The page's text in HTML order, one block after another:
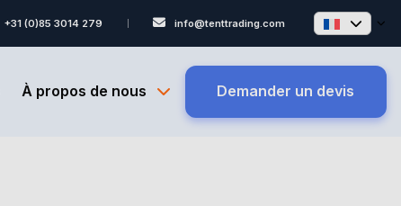
+31 (0)85 3014 279 info@tenttrading.com
À propos de nous Demander un devis